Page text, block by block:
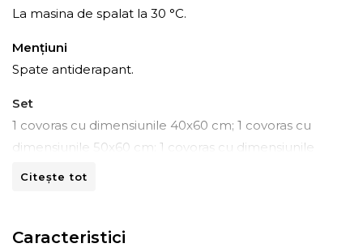
La masina de spalat la 30 °C.
Mențiuni
Spate antiderapant.
Set
1 covoras cu dimensiunile 40x60 cm; 1 covoras cu
dimensiunile 50x60 cm; 1 covoras cu dimensiunile
Citește tot
Caracteristici